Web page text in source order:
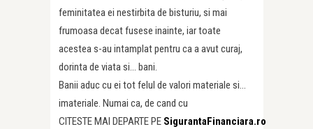
feminitatea ei nestirbita de bisturiu, si mai
frumoasa decat fusese inainte, iar toate
acestea s-au intamplat pentru ca a avut curaj,
dorinta de viata si… bani.
Banii aduc cu ei tot felul de valori materiale si…
imateriale. Numai ca, de cand cu
CITESTE MAI DEPARTE PE SigurantaFinanciara.ro